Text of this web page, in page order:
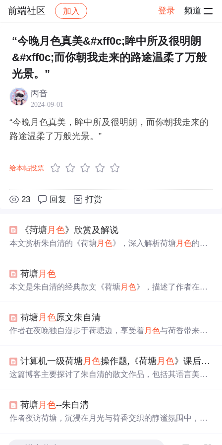
前端社区 加入 登录 频道
社区 前端社区 感慨 帖子详情
“今晚月色真美&#xff0c;眸中所及很明朗
&#xff0c;而你朝我走来的路途温柔了万般
光景。”
丙音
2024-09-01
“今晚月色真美，眸中所及很明朗，而你朝我走来的
路途温柔了万般光景。”
给本帖投票
23 回复 打赏
《菏塘 月色》欣赏及解说
本文赏析朱自清的《荷塘 月色》，深入解析荷塘 月色的美
荷塘 月色
本文是朱自清的经典散文《荷塘 月色》，描述了作者在一
悟。荷塘月色原文朱自清
作者在夜晚独自漫步于荷塘边，享受着月色与荷香带来的
曳，散发出阵阵清香。
计算机一级荷塘月色操作题,《荷塘月色》课后习题及答案
这篇博客主要探讨了朱自清的散文作品，包括其语言美、
时也指出了其散文中可能存在的不足，如想象不够充沛，
节奏较慢。文章还引用了其他评论家的观点，对朱自清的
荷塘月色--朱自清
作者夜访荷塘，沉浸在月光与荷香交织的静谧氛围中，享